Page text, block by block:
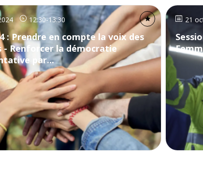
12:30-13:30
: Prendre en compte la voix des
- Renforcer la démocratie
par...
21